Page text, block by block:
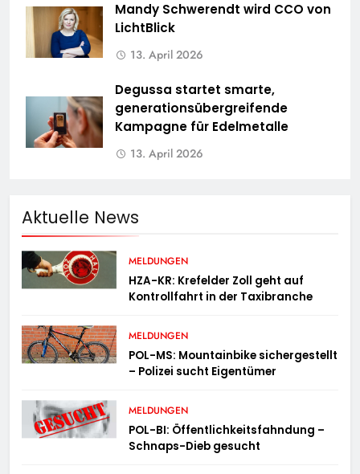
Mandy Schwerendt wird CCO von
LichtBlick
13. April 2026
Degussa startet smarte,
generationsübergreifende
Kampagne für Edelmetalle
13. April 2026
Aktuelle News
MELDUNGEN
HZA-KR: Krefelder Zoll geht auf
Kontrollfahrt in der Taxibranche
MELDUNGEN
POL-MS: Mountainbike sichergestellt
– Polizei sucht Eigentümer
MELDUNGEN
POL-BI: Öffentlichkeitsfahndung –
Schnaps-Dieb gesucht